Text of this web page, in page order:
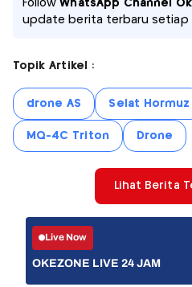
FollowWhatsApp Channel
update berita terbaru setiap
Topik Artikel :
drone AS Selat Hormuz
MQ-4C Triton Drone
Lihat Berita
Live Now
OKEZONE LIVE 24 JAM